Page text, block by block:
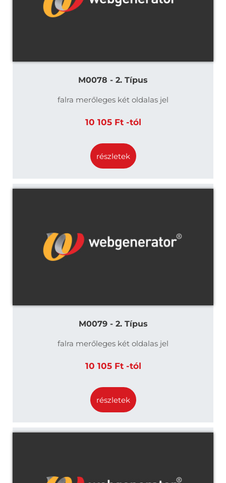
M0078 - 2. Típus
falra merőleges két oldalas jel
10 105 Ft -tól
részletek
M0079 - 2. Típus
falra merőleges két oldalas jel
10 105 Ft -tól
részletek